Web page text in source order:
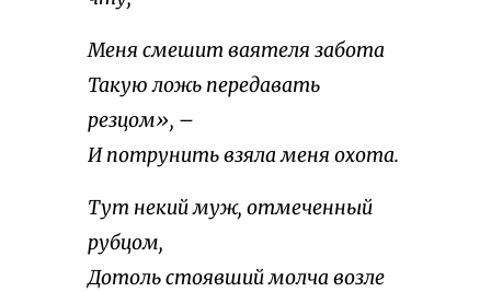
Меня смешит ваятеля забота
Такую ложь передавать
резцом», –
И потрунить взяла меня охота.
Тут некий муж, отмеченный
рубцом,
Дотоль стоявший молча возле